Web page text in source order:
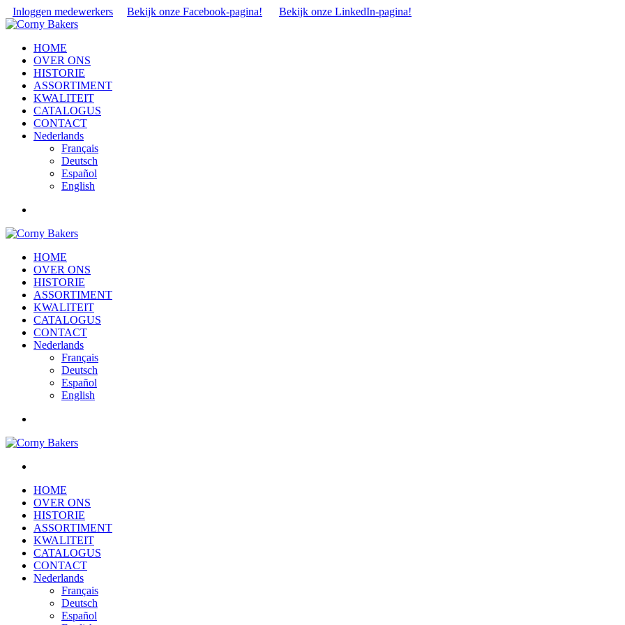
Inloggen medewerkers Bekijk onze Facebook-pagina! Bekijk onze LinkedIn-pagina!
HOME
OVER ONS
HISTORIE
ASSORTIMENT
KWALITEIT
CATALOGUS
CONTACT
Nederlands
Français
Deutsch
Español
English
HOME
OVER ONS
HISTORIE
ASSORTIMENT
KWALITEIT
CATALOGUS
CONTACT
Nederlands
Français
Deutsch
Español
English
HOME
OVER ONS
HISTORIE
ASSORTIMENT
KWALITEIT
CATALOGUS
CONTACT
Nederlands
Français
Deutsch
Español